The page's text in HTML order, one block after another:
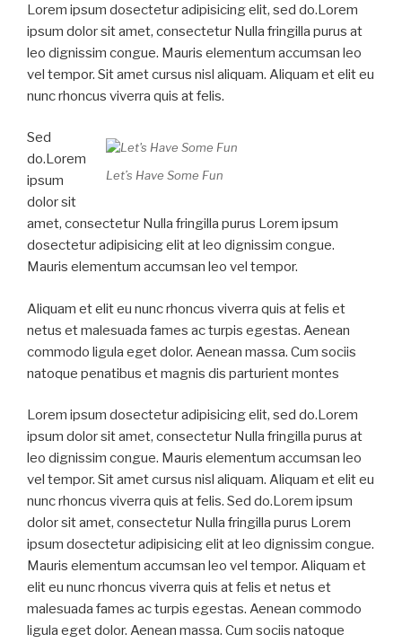
Lorem ipsum dosectetur adipisicing elit, sed do.Lorem
ipsum dolor sit amet, consectetur Nulla fringilla purus at
leo dignissim congue. Mauris elementum accumsan leo
vel tempor. Sit amet cursus nisl aliquam. Aliquam et elit eu
nunc rhoncus viverra quis at felis.
Let’s Have Some Fun
Sed
do.Lorem
ipsum
dolor sit
amet, consectetur Nulla fringilla purus Lorem ipsum
dosectetur adipisicing elit at leo dignissim congue.
Mauris elementum accumsan leo vel tempor.
Aliquam et elit eu nunc rhoncus viverra quis at felis et
netus et malesuada fames ac turpis egestas. Aenean
commodo ligula eget dolor. Aenean massa. Cum sociis
natoque penatibus et magnis dis parturient montes
Lorem ipsum dosectetur adipisicing elit, sed do.Lorem
ipsum dolor sit amet, consectetur Nulla fringilla purus at
leo dignissim congue. Mauris elementum accumsan leo
vel tempor. Sit amet cursus nisl aliquam. Aliquam et elit eu
nunc rhoncus viverra quis at felis. Sed do.Lorem ipsum
dolor sit amet, consectetur Nulla fringilla purus Lorem
ipsum dosectetur adipisicing elit at leo dignissim congue.
Mauris elementum accumsan leo vel tempor. Aliquam et
elit eu nunc rhoncus viverra quis at felis et netus et
malesuada fames ac turpis egestas. Aenean commodo
ligula eget dolor. Aenean massa. Cum sociis natoque